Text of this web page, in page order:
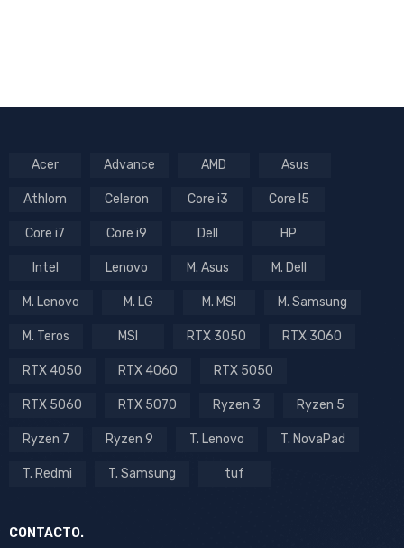
Acer Advance AMD Asus
Athlom Celeron Core i3 Core I5
Core i7 Core i9 Dell HP
Intel Lenovo M. Asus M. Dell
M. Lenovo M. LG M. MSI M. Samsung
M. Teros MSI RTX 3050 RTX 3060
RTX 4050 RTX 4060 RTX 5050
RTX 5060 RTX 5070 Ryzen 3 Ryzen 5
Ryzen 7 Ryzen 9 T. Lenovo T. NovaPad
T. Redmi T. Samsung tuf
CONTACTO.